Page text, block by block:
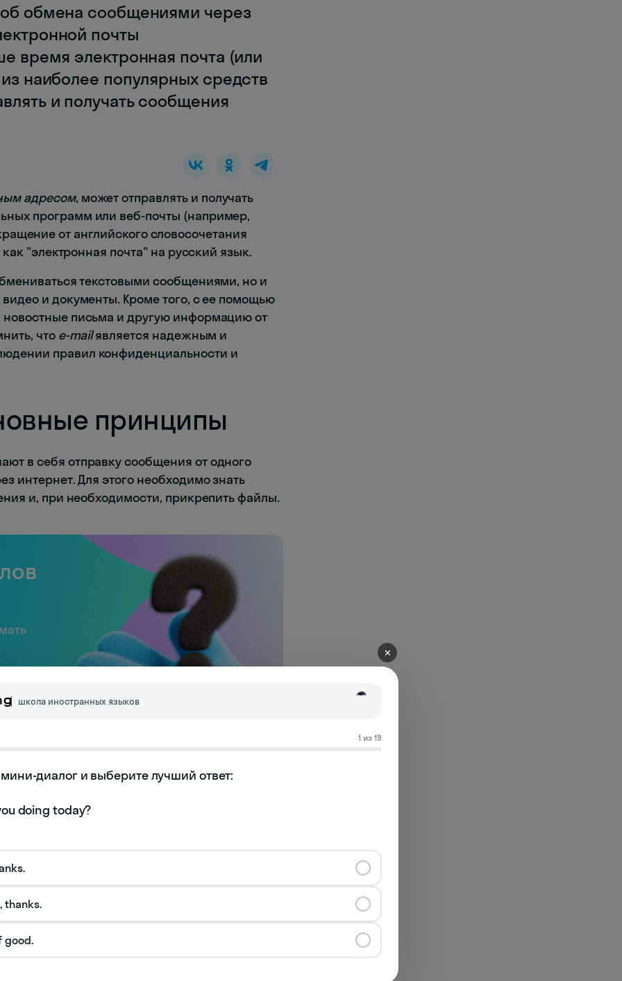
обмена сообщениями через
почты
время электронная почта (или
наиболее популярных средств
и получать сообщения
адресом, может отправлять и получать
программ или веб-почты (например,
от английского словосочетания
"электронная почта" на русский язык.
текстовыми сообщениями, но и
и документы. Кроме того, с ее помощью
письма и другую информацию от
что e-mailявляется надежным и
правил конфиденциальности и
принципы
в себя отправку сообщения от одного
интернет. Для этого необходимо знать
и, при необходимости, прикрепить файлы.
эволюция
и развитие технологии передачи
обмена информацией через написанные
письма по адресам получателей, имеет
дней, когда люди использовали голубей,
✕
школа иностранных языков
1 из 19
диалог и выберите лучший ответ:
thanks.
good.